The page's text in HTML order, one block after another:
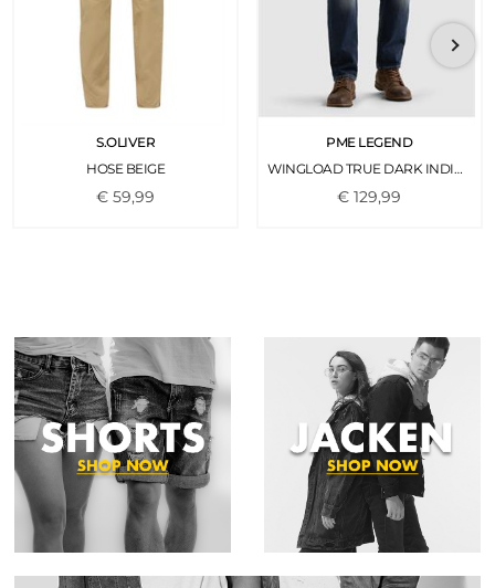
S.OLIVER
HOSE BEIGE
€59,99
PME LEGEND
WINGLOAD TRUE DARK INDIGO
€129,99